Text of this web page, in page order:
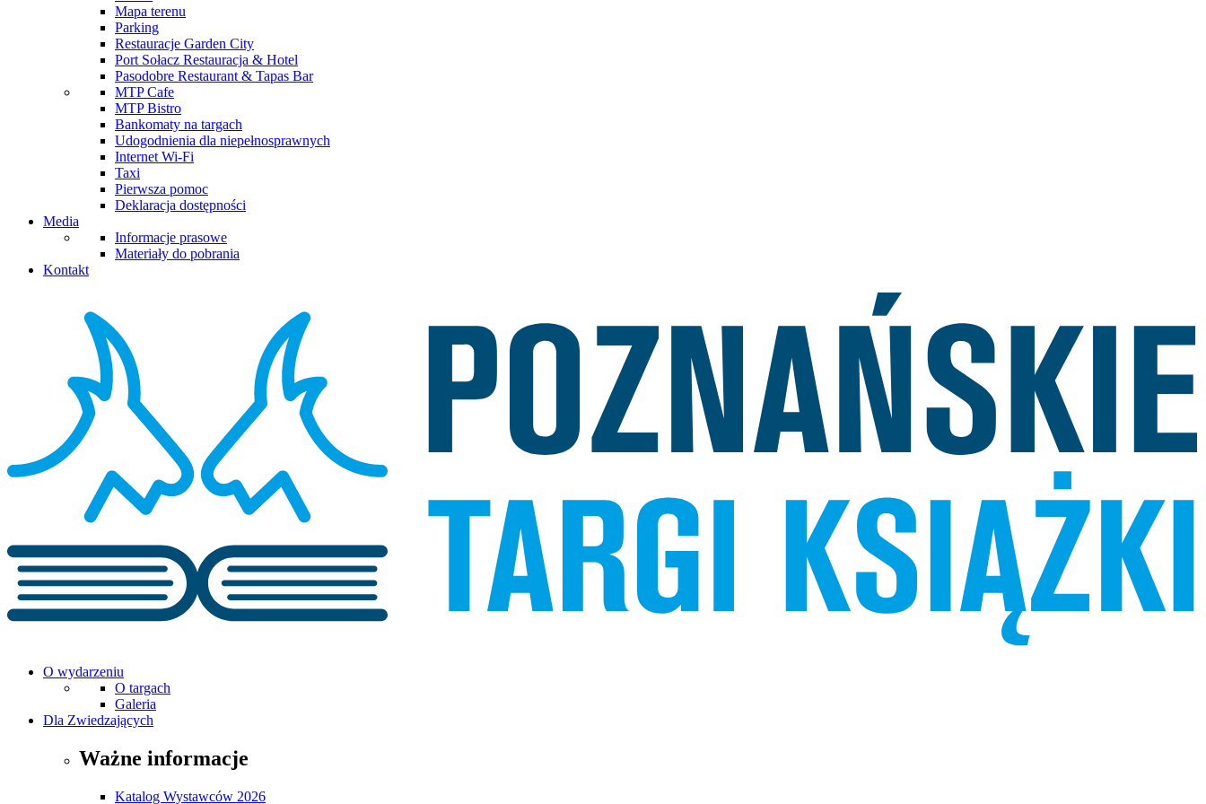
Mapa terenu
Parking
Restauracje Garden City
Port Sołacz Restauracja & Hotel
Pasodobre Restaurant & Tapas Bar
MTP Cafe
MTP Bistro
Bankomaty na targach
Udogodnienia dla niepełnosprawnych
Internet Wi-Fi
Taxi
Pierwsza pomoc
Deklaracja dostępności
Media
Informacje prasowe
Materiały do pobrania
Kontakt
O wydarzeniu
O targach
Galeria
Dla Zwiedzających
Ważne informacje
Katalog Wystawców 2026